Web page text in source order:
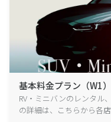
基本料金プラン（W1）
RV・ミニバンのレンタル
の詳細は、こちらから各